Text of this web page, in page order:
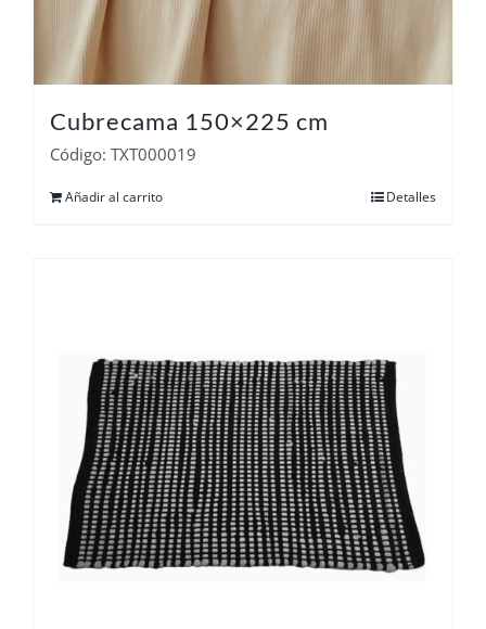
Cubrecama 150×225 cm
Código: TXT000019
Añadir al carrito Detalles